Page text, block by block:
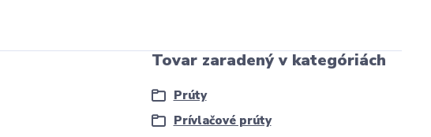
Tovar zaradený v kategóriách
Prúty
Prívlačové prúty